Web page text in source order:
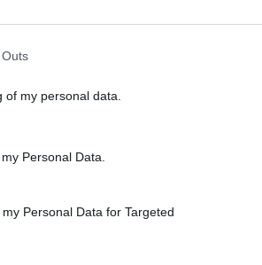
my personal data.
Personal Data.
Personal Data for Targeted